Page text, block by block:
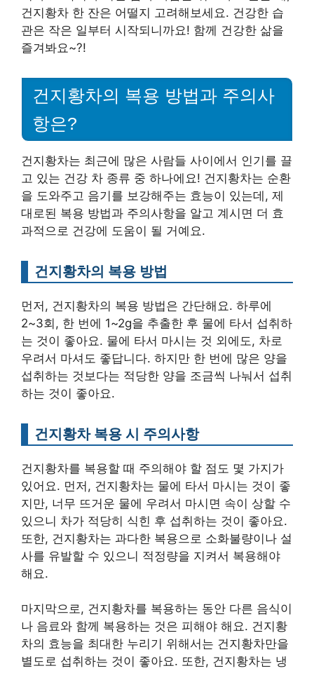
건지황차 한 잔은 어떨지 고려해보세요. 건강한 습
관은 작은 일부터 시작되니까요! 함께 건강한 삶을
즐겨봐요~?!
건지황차의 복용 방법과 주의사
항은?
건지황차는 최근에 많은 사람들 사이에서 인기를 끌
고 있는 건강 차 종류 중 하나에요! 건지황차는 순환
을 도와주고 음기를 보강해주는 효능이 있는데, 제
대로된 복용 방법과 주의사항을 알고 계시면 더 효
과적으로 건강에 도움이 될 거예요.
건지황차의 복용 방법
먼저, 건지황차의 복용 방법은 간단해요. 하루에
2~3회, 한 번에 1~2g을 추출한 후 물에 타서 섭취하
는 것이 좋아요. 물에 타서 마시는 것 외에도, 차로
우려서 마셔도 좋답니다. 하지만 한 번에 많은 양을
섭취하는 것보다는 적당한 양을 조금씩 나눠서 섭취
하는 것이 좋아요.
건지황차 복용 시 주의사항
건지황차를 복용할 때 주의해야 할 점도 몇 가지가
있어요. 먼저, 건지황차는 물에 타서 마시는 것이 좋
지만, 너무 뜨거운 물에 우려서 마시면 속이 상할 수
있으니 차가 적당히 식힌 후 섭취하는 것이 좋아요.
또한, 건지황차는 과다한 복용으로 소화불량이나 설
사를 유발할 수 있으니 적정량을 지켜서 복용해야
해요.
마지막으로, 건지황차를 복용하는 동안 다른 음식이
나 음료와 함께 복용하는 것은 피해야 해요. 건지황
차의 효능을 최대한 누리기 위해서는 건지황차만을
별도로 섭취하는 것이 좋아요. 또한, 건지황차는 냉